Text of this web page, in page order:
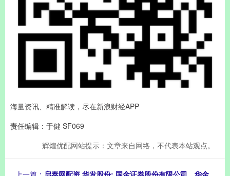
海量资讯、精准解读，尽在新浪财经APP
责任编辑：于健 SF069
辉煌优配网站提示：文章来自网络，不代表本站观点。
上一篇： 启泰网配资 华发股份: 国金证券股份有限公司、华金